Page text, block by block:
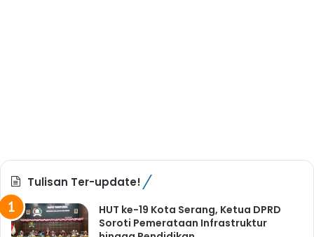
Tulisan Ter-update!
HUT ke-19 Kota Serang, Ketua DPRD
Soroti Pemerataan Infrastruktur